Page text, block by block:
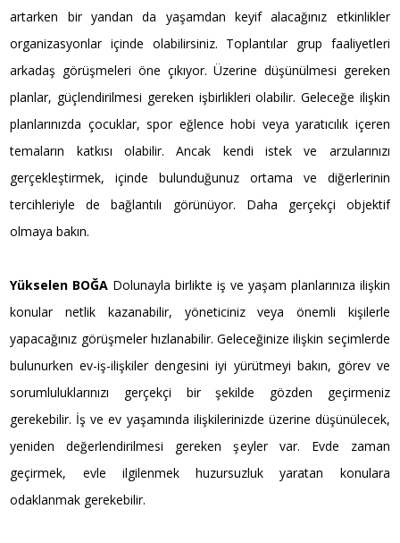
artarken bir yandan da yaşamdan keyif alacağınız etkinlikler
organizasyonlar içinde olabilirsiniz. Toplantılar grup faaliyetleri
arkadaş görüşmeleri öne çıkıyor. Üzerine düşünülmesi gereken
planlar, güçlendirilmesi gereken işbirlikleri olabilir. Geleceğe ilişkin
planlarınızda çocuklar, spor eğlence hobi veya yaratıcılık içeren
temaların katkısı olabilir. Ancak kendi istek ve arzularınızı
gerçekleştirmek, içinde bulunduğunuz ortama ve diğerlerinin
tercihleriyle de bağlantılı görünüyor. Daha gerçekçi objektif
olmaya bakın.
Yükselen BOĞA Dolunayla birlikte iş ve yaşam planlarınıza ilişkin
konular netlik kazanabilir, yöneticiniz veya önemli kişilerle
yapacağınız görüşmeler hızlanabilir. Geleceğinize ilişkin seçimlerde
bulunurken ev-iş-ilişkiler dengesini iyi yürütmeyi bakın, görev ve
sorumluluklarınızı gerçekçi bir şekilde gözden geçirmeniz
gerekebilir. İş ve ev yaşamında ilişkilerinizde üzerine düşünülecek,
yeniden değerlendirilmesi gereken şeyler var. Evde zaman
geçirmek, evle ilgilenmek huzursuzluk yaratan konulara
odaklanmak gerekebilir.